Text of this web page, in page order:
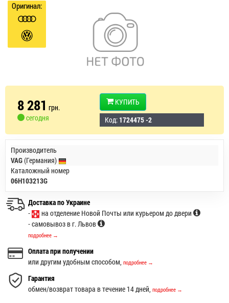
Оригинал:
8 281 грн.
сегодня
КУПИТЬ
Код: 1724475 -2
Производитель
VAG(Германия)
Каталожный номер
06H103213G
Доставка по Украине
-
на отделение Новой Почты или курьером до двери
- самовывоз в г. Львов
подробнее →
Оплата при получении
или другим удобным способом, подробнее →
Гарантия
обмен/возврат товара в течение 14 дней, подробнее →